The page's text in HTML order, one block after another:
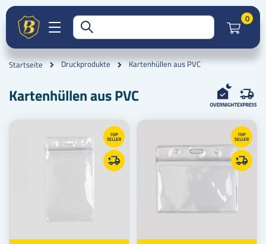
0
Startseite Druckprodukte Kartenhüllen aus PVC
Kartenhüllen aus PVC